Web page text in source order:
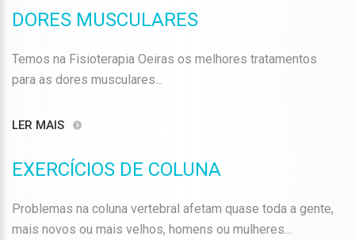
DORES MUSCULARES
Temos na Fisioterapia Oeiras os melhores tratamentos
para as dores musculares...
LER MAIS
EXERCÍCIOS DE COLUNA
Problemas na coluna vertebral afetam quase toda a gente,
mais novos ou mais velhos, homens ou mulheres...